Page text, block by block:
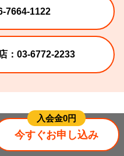
7664-1122
：03-6772-2233
今すぐお申し込み
⼊会⾦0円